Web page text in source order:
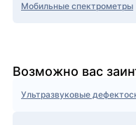
Мобильные спектрометры
Возможно вас
Ультразвуковые